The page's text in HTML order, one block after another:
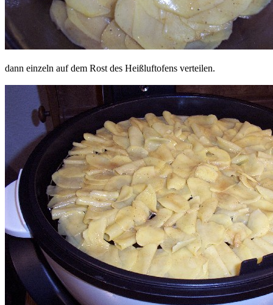
dann einzeln auf dem Rost des Heißluftofens verteilen.